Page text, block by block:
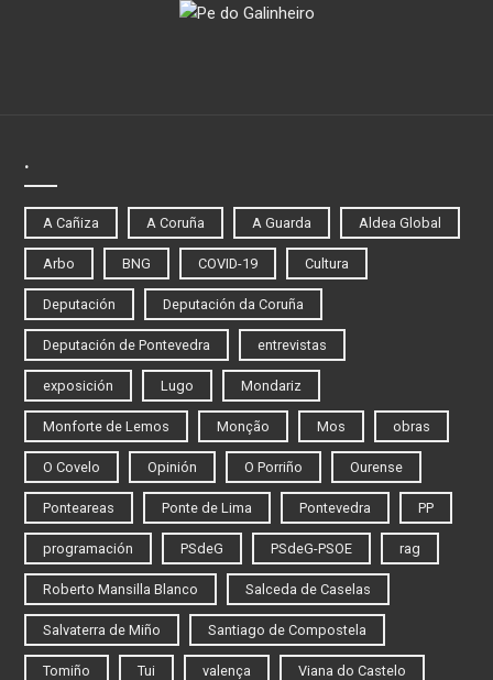
.
A Cañiza A Coruña A Guarda Aldea Global
Arbo BNG COVID-19 Cultura
Deputación Deputación da Coruña
Deputación de Pontevedra entrevistas
exposición Lugo Mondariz
Monforte de Lemos Monção Mos obras
O Covelo Opinión O Porriño Ourense
Ponteareas Ponte de Lima Pontevedra PP
programación PSdeG PSdeG-PSOE rag
Roberto Mansilla Blanco Salceda de Caselas
Salvaterra de Miño Santiago de Compostela
Tomiño Tui valença Viana do Castelo